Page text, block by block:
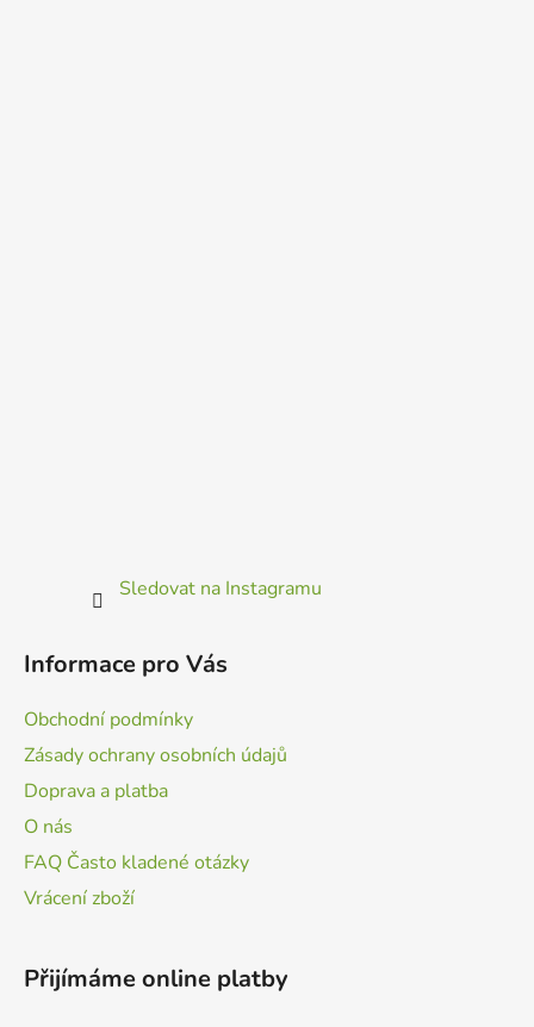
Sledovat na Instagramu
Informace pro Vás
Obchodní podmínky
Zásady ochrany osobních údajů
Doprava a platba
O nás
FAQ Často kladené otázky
Vrácení zboží
Přijímáme online platby